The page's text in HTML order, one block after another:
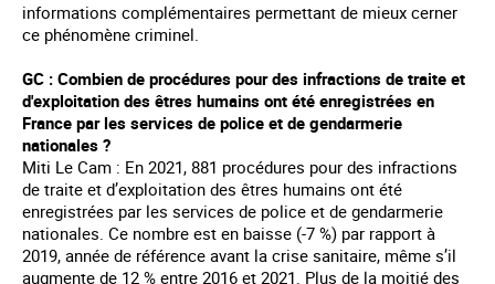
informations complémentaires permettant de mieux cerner
ce phénomène criminel.
GC : Combien de procédures pour des infractions de traite et
d'exploitation des êtres humains ont été enregistrées en
France par les services de police et de gendarmerie
nationales ?
Miti Le Cam : En 2021, 881 procédures pour des infractions
de traite et d’exploitation des êtres humains ont été
enregistrées par les services de police et de gendarmerie
nationales. Ce nombre est en baisse (-7 %) par rapport à
2019, année de référence avant la crise sanitaire, même s’il
augmente de 12 % entre 2016 et 2021. Plus de la moitié des